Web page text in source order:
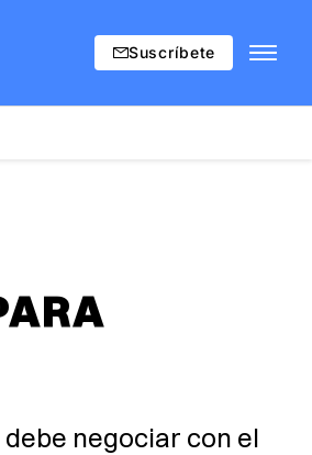
Suscríbete
negociar con el